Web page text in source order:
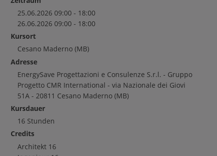
25.06.2026 09:00 - 18:00
26.06.2026 09:00 - 18:00
Kursort
Cesano Maderno (MB)
Adresse
EnergySave Progettazioni e Consulenze S.r.l. - Gruppo
Progetto CMR International - via Nazionale dei Giovi
51A - 20811 Cesano Maderno (MB)
Kursdauer
16 Stunden
Credits
Architekt 16